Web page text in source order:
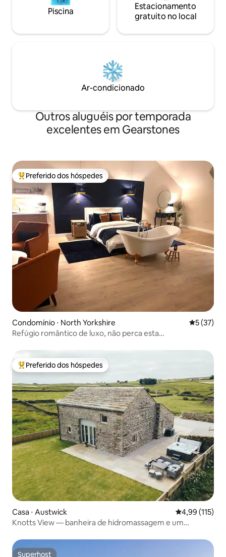
Piscina
Estacionamento
gratuito no local
Ar-condicionado
Outros aluguéis por temporada
excelentes em Gearstones
Entre os melhores preferidos dos hóspedes
Preferido dos hóspedes
Condomínio ⋅ North Yorkshire 5 de uma
5 (37)
Refúgio romântico de luxo, não perca esta
Entre os melhores preferidos dos hóspedes
Preferido dos hóspedes
Casa ⋅ Austwick 4,99 de uma
4,99 (115)
Knotts View — banheira de hidromassagem e um
Superhost